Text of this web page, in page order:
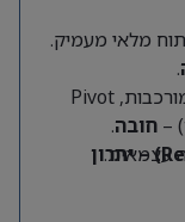
מלאי מעמיק.
.
שליטה גבוהה מאוד ב-Excel (נוסחאות מורכבות, Pivot
חובה.
עצמאית.
ניסיון קודם בעולם הקמעונאות (Retail) – יתרון